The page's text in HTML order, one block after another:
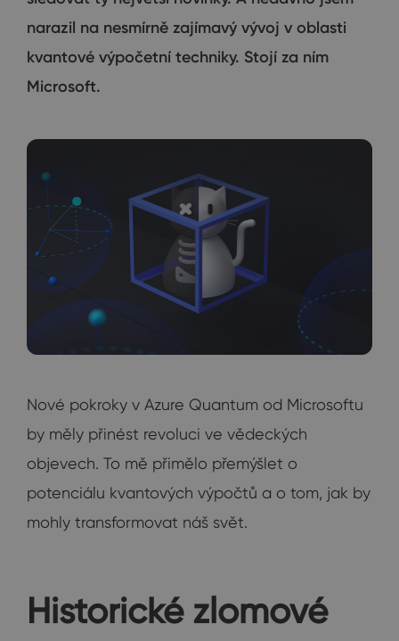
narazil na nesmírně zajímavý vývoj v oblasti
kvantové výpočetní techniky. Stojí za ním
Microsoft.
Nové pokroky v Azure Quantum od Microsoftu
by měly přinést revoluci ve vědeckých
objevech. To mě přimělo přemýšlet o
potenciálu kvantových výpočtů a o tom, jak by
mohly transformovat náš svět.
Historické zlomové